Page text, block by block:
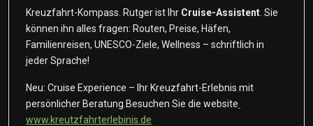
Kreuzfahrt-Kompass. Rutger ist Ihr Cruise-Assistent . Sie
können ihn alles fragen: Routen, Preise, Häfen,
Familienreisen, UNESCO-Ziele, Wellness – schriftlich in
jeder Sprache!
Neu: Cruise Experience – Ihr Kreuzfahrt-Erlebnis mit
persönlicher Beratung.Besuchen Sie die website
www.kreutzfahrterlebinis.de